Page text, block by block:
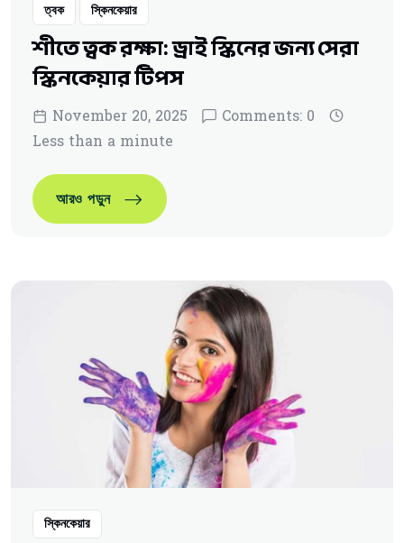
ত্বক স্কিনকেয়ার
শীতে ত্বক রক্ষা: ড্রাই স্কিনের জন্য সেরা
স্কিনকেয়ার টিপস
November 20, 2025
Comments: 0
Less than a minute
আরও পড়ুন শীতে ত্বক রক্ষা: ড্রাই স্কিনের জন্য সেরা স্কিনকেয়ার টিপস
আরও পড়ুন শীতে ত্বক রক্ষা: ড্রাই স্কিনের জন্য সেরা স্কিনকেয়ার টিপস
স্কিনকেয়ার